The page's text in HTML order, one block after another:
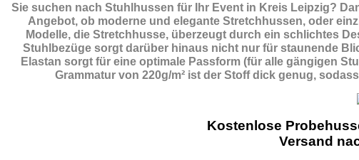
Sie suchen nach Stuhlhussen für Ihr Event in Kreis Leipzig?
Angebot, ob moderne und elegante Stretchhussen, oder
Modelle, die Stretchhusse, überzeugt durch ein schlichtes
Stuhlbezüge sorgt darüber hinaus nicht nur für staunende
Elastan sorgt für eine optimale Passform (für alle gängigen
Grammatur von 220g/m² ist der Stoff dick genug,
Kostenlose
Versand